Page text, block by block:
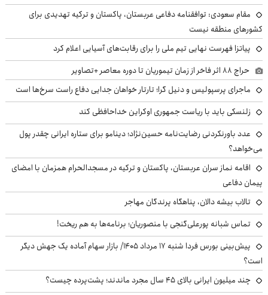
مقام سعودی: توافقنامه دفاعی عربستان، پاکستان و ترکیه تهدیدی برای
کشورهای منطقه نیست
پیاتزا فهرست نهایی تیم ملی را برای رقابت‌های آسیایی اعلام کرد
حراج ۸۸ اثر فاخر از زمان تیموریان تا دوره معاصر +تصاویر
ماجرای پرسپولیس و دنیل گرا؛ تارتار خواهان جدایی دفاع راست سرخ‌ها است
زلنسکی باید با ریاست جمهوری اوکراین خداحافظی کند
عدد باورنکردنی رضایت‌نامه حسین‌نژاد؛ دینامو برای ستاره ایرانی چقدر پول
می‌خواهد؟
اقامه نماز سران عربستان، پاکستان و ترکیه در مسجدالحرام همزمان با امضای
پیمان دفاعی
تالاب بیشه دالان، پناهگاه پرندگان مهاجر
تماس شبانه پورعلی‌گنجی با منصوریان؛ برنامه‌ها به هم ریخت!
پیش‌بینی بورس فردا شنبه ۱۷ مرداد ۱۴۰۵/ بازار سهام آماده یک جهش دیگر
است؟
چند میلیون ایرانی بالای ۴۵ سال مجرد ماندند؛ پشت‌پرده چیست؟